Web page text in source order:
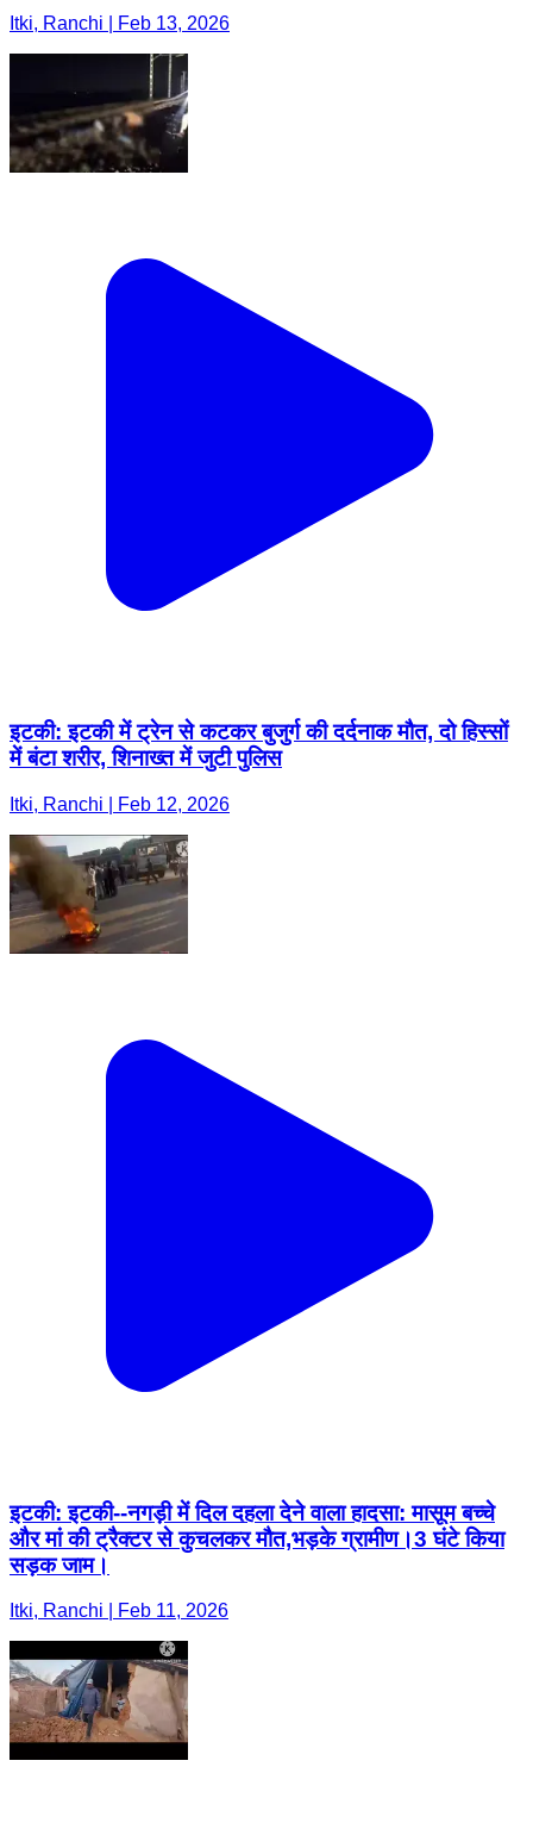
Itki, Ranchi | Feb 13, 2026
इटकी: इटकी में ट्रेन से कटकर बुजुर्ग की दर्दनाक मौत, दो हिस्सों
में बंटा शरीर, शिनाख्त में जुटी पुलिस
Itki, Ranchi | Feb 12, 2026
इटकी: इटकी--नगड़ी में दिल दहला देने वाला हादसा: मासूम बच्चे
और मां की ट्रैक्टर से कुचलकर मौत,भड़के ग्रामीण।3 घंटे किया
सड़क जाम।
Itki, Ranchi | Feb 11, 2026